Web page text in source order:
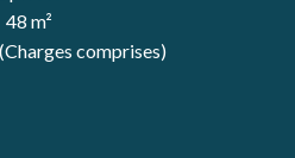
48 m²
comprises)